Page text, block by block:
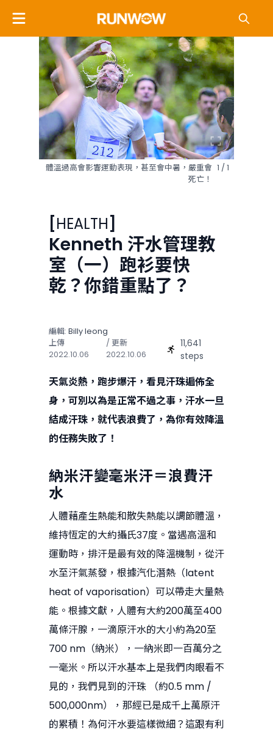
體溫過高會影響運動表現，甚至會中暑，嚴重會
死亡！
1 / 1
[HEALTH]
Kenneth 汗水管理教
室（一）跑衫要快
乾？你錯重點了？
編輯: Billy Ieong
上傳
2022.10.06
/ 更新
2022.10.06
11,641
steps
天氣炎熱，跑步爆汗，看見汗珠遍佈全
身，可別以為是正常不過之事，汗水一旦
結成汗珠，就代表浪費了，為你有效降溫
的任務失敗了！
納米汗變毫米汗＝浪費汗
水
人體藉產生熱能和散失熱能以調節體溫，
維持恆定的大約攝氏37度。當遇高溫和
運動時，排汗是最有效的降溫機制，從汗
水至汗氣蒸發，根據汽化潛熱（latent
heat of vaporisation）可以帶走大量熱
能。根據文獻，人體有大約200萬至400
萬條汗腺，一滴原汗水的大小約為20至
700 nm（納米），一納米即一百萬分之
一毫米。所以汗水基本上是我們肉眼看不
見的，我們見到的汗珠 （約0.5 mm /
500,000nm），那經已是成千上萬原汗
的累積！為何汗水要這樣微細？這跟有利